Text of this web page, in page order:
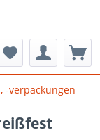
-verpackungen